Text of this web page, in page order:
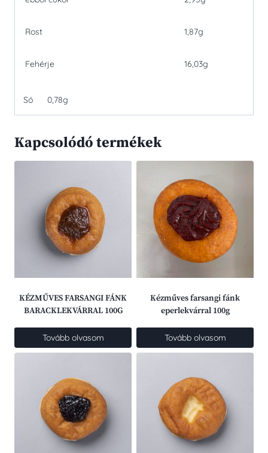
Rost 1,87g
Fehérje 16,03g
Só 0,78g
Kapcsolódó termékek
KÉZMŰVES FARSANGI FÁNK
BARACKLEKVÁRRAL 100G
Tovább olvasom
Kézműves farsangi fánk
eperlekvárral 100g
Tovább olvasom